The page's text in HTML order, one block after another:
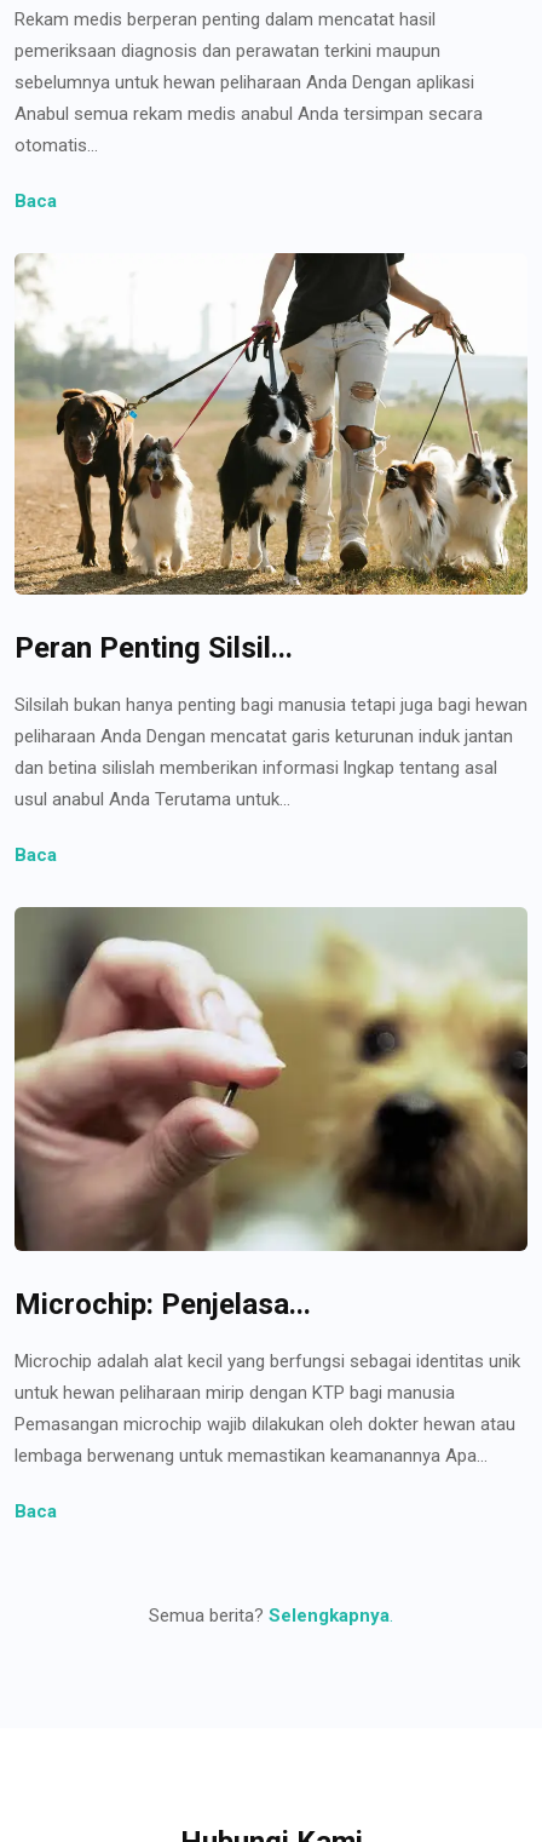
Rekam medis berperan penting dalam mencatat hasil
pemeriksaan diagnosis dan perawatan terkini maupun
sebelumnya untuk hewan peliharaan Anda Dengan aplikasi
Anabul semua rekam medis anabul Anda tersimpan secara
otomatis...
Baca
Peran Penting Silsil...
Silsilah bukan hanya penting bagi manusia tetapi juga bagi hewan
peliharaan Anda Dengan mencatat garis keturunan induk jantan
dan betina silislah memberikan informasi lngkap tentang asal
usul anabul Anda Terutama untuk...
Baca
Microchip: Penjelasa...
Microchip adalah alat kecil yang berfungsi sebagai identitas unik
untuk hewan peliharaan mirip dengan KTP bagi manusia
Pemasangan microchip wajib dilakukan oleh dokter hewan atau
lembaga berwenang untuk memastikan keamanannya Apa...
Baca
Semua berita? Selengkapnya.